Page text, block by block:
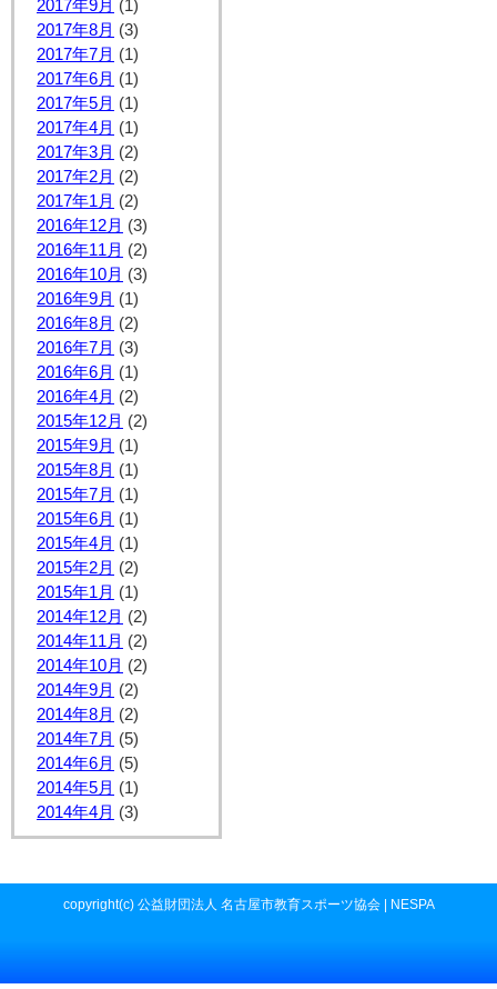
2017年9月 (1)
2017年8月 (3)
2017年7月 (1)
2017年6月 (1)
2017年5月 (1)
2017年4月 (1)
2017年3月 (2)
2017年2月 (2)
2017年1月 (2)
2016年12月 (3)
2016年11月 (2)
2016年10月 (3)
2016年9月 (1)
2016年8月 (2)
2016年7月 (3)
2016年6月 (1)
2016年4月 (2)
2015年12月 (2)
2015年9月 (1)
2015年8月 (1)
2015年7月 (1)
2015年6月 (1)
2015年4月 (1)
2015年2月 (2)
2015年1月 (1)
2014年12月 (2)
2014年11月 (2)
2014年10月 (2)
2014年9月 (2)
2014年8月 (2)
2014年7月 (5)
2014年6月 (5)
2014年5月 (1)
2014年4月 (3)
copyright(c) 公益財団法人 名古屋市教育スポーツ協会 | NESPA